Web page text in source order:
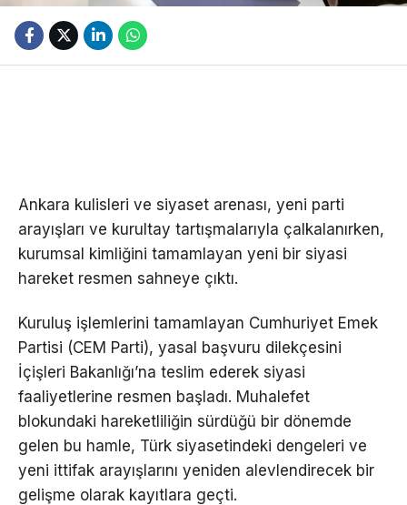
Ankara kulisleri ve siyaset arenası, yeni parti
arayışları ve kurultay tartışmalarıyla çalkalanırken,
kurumsal kimliğini tamamlayan yeni bir siyasi
hareket resmen sahneye çıktı.
Kuruluş işlemlerini tamamlayan Cumhuriyet Emek
Partisi (CEM Parti), yasal başvuru dilekçesini
İçişleri Bakanlığı’na teslim ederek siyasi
faaliyetlerine resmen başladı. Muhalefet
blokundaki hareketliliğin sürdüğü bir dönemde
gelen bu hamle, Türk siyasetindeki dengeleri ve
yeni ittifak arayışlarını yeniden alevlendirecek bir
gelişme olarak kayıtlara geçti.